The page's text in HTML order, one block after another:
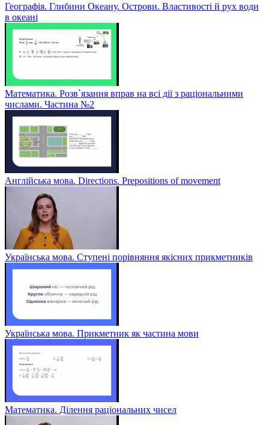
Географія. Глибини Океану. Острови. Властивості й рух води
в океані
Математика. Розв`язання вправ на всі дії з раціональними
числами. Частина №2
Англійська мова. Directions. Prepositions of movement
Українська мова. Ступені порівняння якісних прикметників
Українська мова. Прикметник як частина мови
Математика. Ділення раціональних чисел